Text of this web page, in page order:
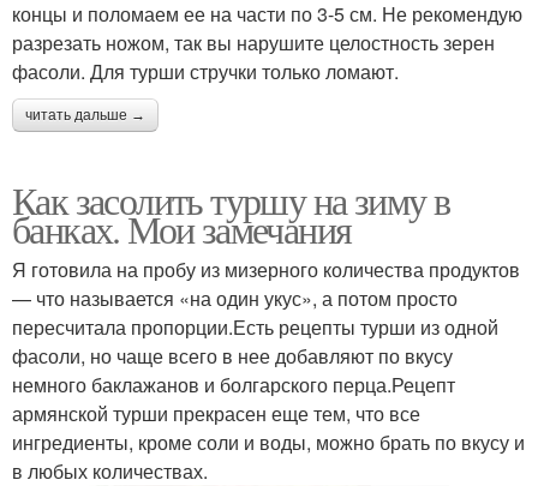
концы и поломаем ее на части по 3-5 см. Не рекомендую
разрезать ножом, так вы нарушите целостность зерен
фасоли. Для турши стручки только ломают.
читать дальше →
Как засолить туршу на зиму в
банках. Мои замечания
Я готовила на пробу из мизерного количества продуктов
— что называется «на один укус», а потом просто
пересчитала пропорции.Есть рецепты турши из одной
фасоли, но чаще всего в нее добавляют по вкусу
немного баклажанов и болгарского перца.Рецепт
армянской турши прекрасен еще тем, что все
ингредиенты, кроме соли и воды, можно брать по вкусу и
в любых количествах.